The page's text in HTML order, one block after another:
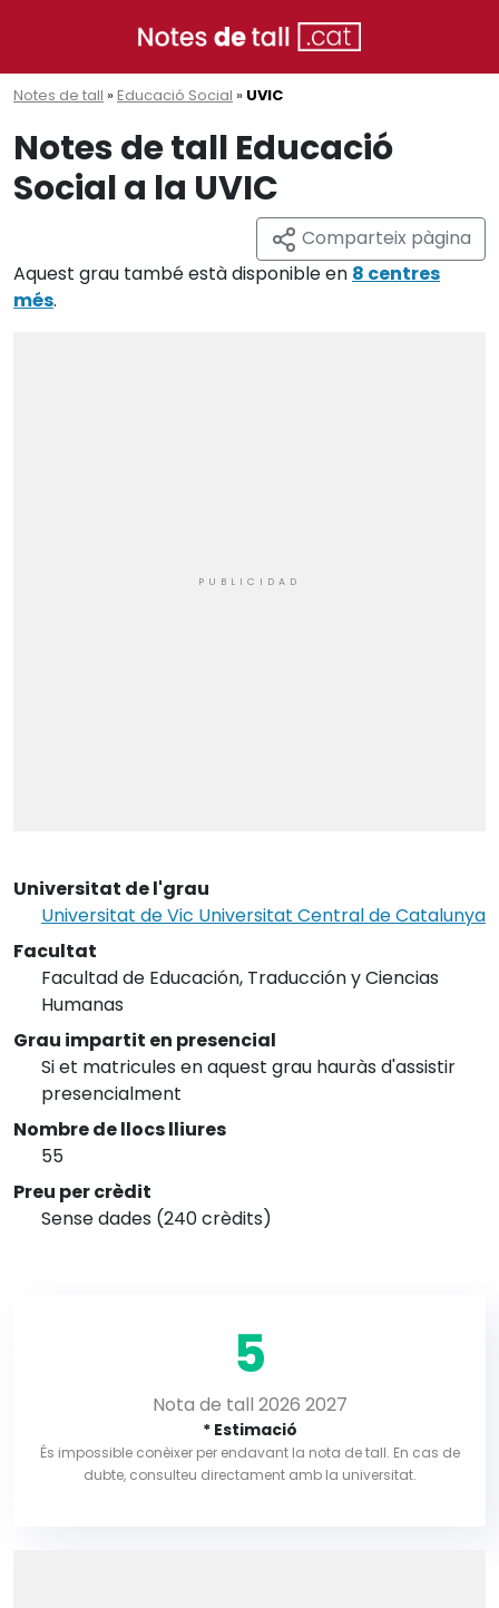
Notes de tall »Educació Social » UVIC
Notes de tall Educació
Social a la UVIC
Comparteix pàgina
Aquest grau també està disponible en 8 centres
més.
Universitat de l'grau
Universitat de Vic Universitat Central de Catalunya
Facultat
Facultad de Educación, Traducción y Ciencias
Humanas
Grau impartit en presencial
Si et matricules en aquest grau hauràs d'assistir
presencialment
Nombre de llocs lliures
55
Preu per crèdit
Sense dades (240 crèdits)
5
Nota de tall 2026 2027
* Estimació
És impossible conèixer per endavant la nota de tall. En cas de
dubte, consulteu directament amb la universitat.